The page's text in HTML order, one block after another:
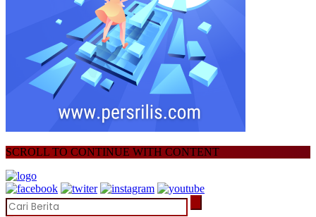
SCROLL TO CONTINUE WITH CONTENT